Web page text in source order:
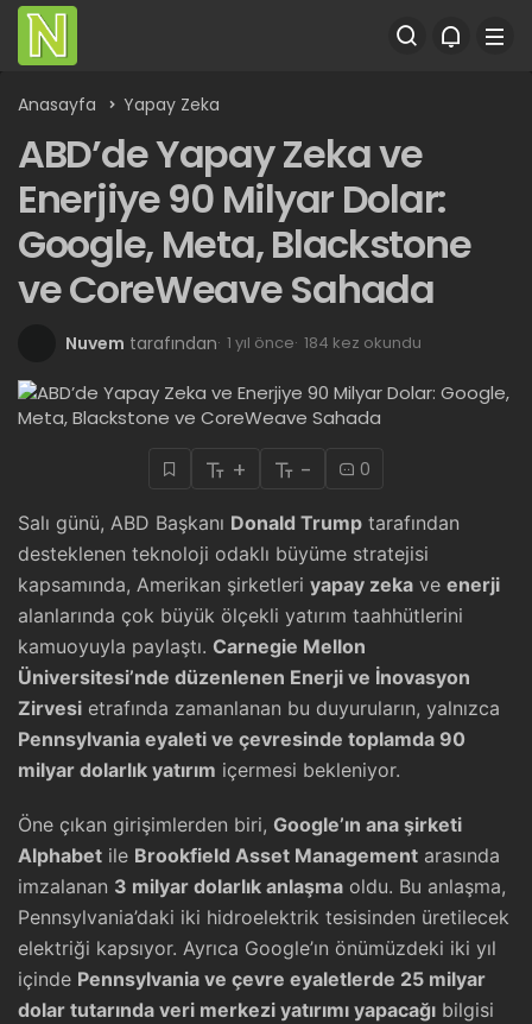
Anasayfa Yapay Zeka
ABD’de Yapay Zeka ve
Enerjiye 90 Milyar Dolar:
Google, Meta, Blackstone
ve CoreWeave Sahada
Nuvem tarafından 1 yıl önce 184 kez okundu
+ - 0
Salı günü, ABD Başkanı Donald Trump tarafından
desteklenen teknoloji odaklı büyüme stratejisi
kapsamında, Amerikan şirketleri yapay zeka ve enerji
alanlarında çok büyük ölçekli yatırım taahhütlerini
kamuoyuyla paylaştı. Carnegie Mellon
Üniversitesi’nde düzenlenen Enerji ve İnovasyon
Zirvesi etrafında zamanlanan bu duyuruların, yalnızca
Pennsylvania eyaleti ve çevresinde toplamda 90
milyar dolarlık yatırım içermesi bekleniyor.
Öne çıkan girişimlerden biri, Google’ın ana şirketi
Alphabet ile Brookfield Asset Management arasında
imzalanan 3 milyar dolarlık anlaşma oldu. Bu anlaşma,
Pennsylvania’daki iki hidroelektrik tesisinden üretilecek
elektriği kapsıyor. Ayrıca Google’ın önümüzdeki iki yıl
içinde Pennsylvania ve çevre eyaletlerde 25 milyar
dolar tutarında veri merkezi yatırımı yapacağı bilgisi